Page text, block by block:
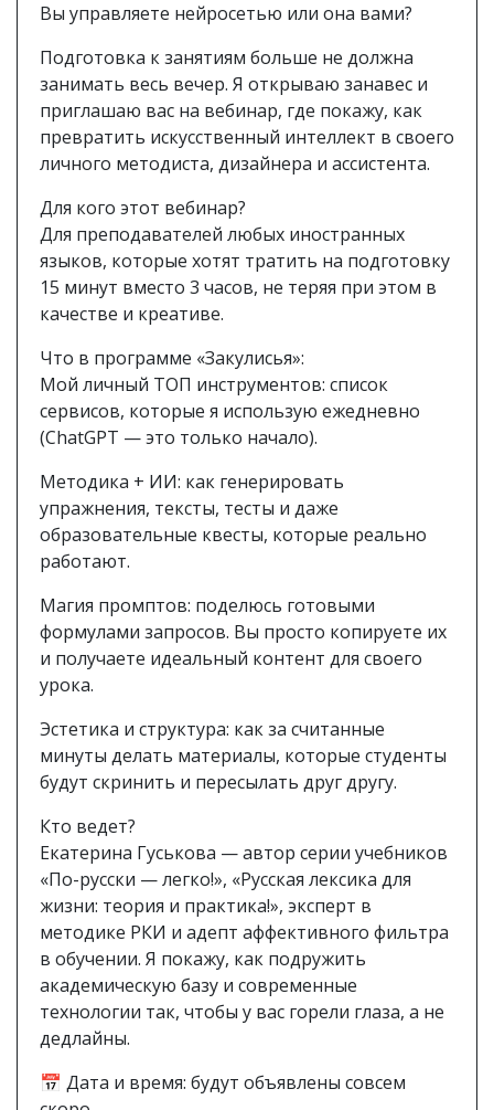
Вы управляете нейросетью или она вами?
Подготовка к занятиям больше не должна
занимать весь вечер. Я открываю занавес и
приглашаю вас на вебинар, где покажу, как
превратить искусственный интеллект в своего
личного методиста, дизайнера и ассистента.
Для кого этот вебинар?
Для преподавателей любых иностранных
языков, которые хотят тратить на подготовку
15 минут вместо 3 часов, не теряя при этом в
качестве и креативе.
Что в программе «Закулисья»:
Мой личный ТОП инструментов: список
сервисов, которые я использую ежедневно
(ChatGPT — это только начало).
Методика + ИИ: как генерировать
упражнения, тексты, тесты и даже
образовательные квесты, которые реально
работают.
Магия промптов: поделюсь готовыми
формулами запросов. Вы просто копируете их
и получаете идеальный контент для своего
урока.
Эстетика и структура: как за считанные
минуты делать материалы, которые студенты
будут скринить и пересылать друг другу.
Кто ведет?
Екатерина Гуськова — автор серии учебников
«По-русски — легко!», «Русская лексика для
жизни: теория и практика!», эксперт в
методике РКИ и адепт аффективного фильтра
в обучении. Я покажу, как подружить
академическую базу и современные
технологии так, чтобы у вас горели глаза, а не
дедлайны.
📅 Дата и время: будут объявлены совсем